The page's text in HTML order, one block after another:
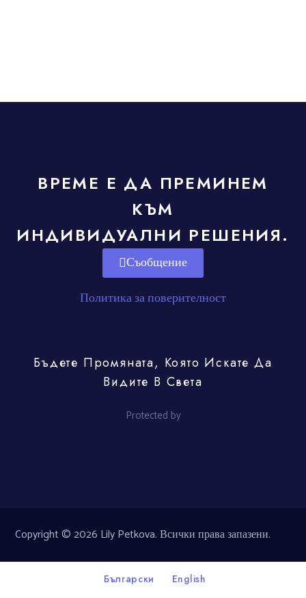
ВРЕМЕ Е ДА ПРЕМИНЕМ
КЪМ
ИНДИВИДУАЛНИ РЕШЕНИЯ.
Съобщение
Политика за поверителност
Бъдете Промяната, Която Искате Да
Видите В Света
Protected by
Copyright © 2026 Lily Petkova. Всички права запазени.
Български English